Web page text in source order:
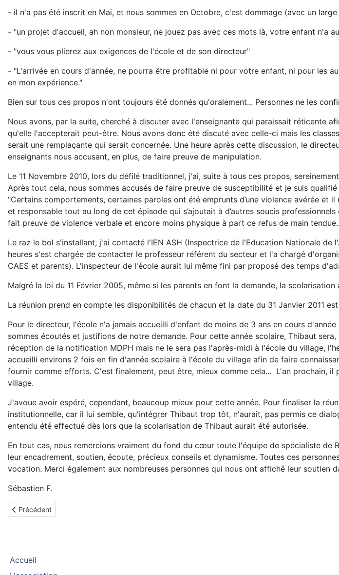
- il n'a pas été inscrit en Mai, et nous sommes en Octobre, c'est dommage (avec un
- "un projet d'accueil, ah non monsieur, ne jouez pas avec ces mots là, votre enfant n'a
- "vous vous plierez aux exigences de l'école et de son directeur"
- "L'arrivée en cours d'année, ne pourra être profitable ni pour votre enfant, ni pour les
en mon expérience."
Bien sur tous ces propos n'ont toujours été donnés qu'oralement... Personnes ne les
Nous avons, par la suite, cherché à discuter avec l'enseignante qui paraissait réticente
qu'elle l'accepterait peut-être. Nous avons donc été discuté avec celle-ci mais les
serait une remplaçante qui serait concernée. Une heure après cette discussion, le
enseignants nous accusant, en plus, de faire preuve de manipulation.
Le 11 Novembre 2010, lors du défilé traditionnel, j'ai, suite à tous ces propos,
Après tout cela, nous sommes accusés de faire preuve de susceptibilité et je suis
"Certains comportements, certaines paroles ont été emprunts d’une violence avérée et
et responsable tout au long de cet épisode qui s’ajoutait à d’autres soucis
fait preuve de violence verbale et encore moins physique à part ce refus de main
Le raz le bol s'installant, j'ai contacté l'IEN ASH (Inspectrice de l'Education Nationale
heures s'est chargée de contacter le professeur référent du secteur et l'a chargé
CAES et parents). L'inspecteur de l'école aurait lui même fini par proposé des temps
Malgré la loi du 11 Février 2005, même si les parents en font la demande, la
La réunion prend en compte les disponibilités de chacun et la date du 31 Janvier 2011
Pour le directeur, l'école n'a jamais accueilli d'enfant de moins de 3 ans en cours
sommes écoutés et justifions de notre demande. Pour cette année scolaire, Thibaut
réception de la notification MDPH mais ne le sera pas l'après-midi à l'école du village,
accueilli environs 2 fois en fin d'année scolaire à l'école du village afin de faire
fournir comme efforts. C'est finalement, peut être, mieux comme cela... L'an prochain,
village.
J'avoue avoir espéré, cependant, beaucoup mieux pour cette année. Pour finaliser la
institutionnelle, car il lui semble, qu'intégrer Thibaut trop tôt, n'aurait, pas permis ce
entendu été effectué dès lors que la scolarisation de Thibaut aurait été autorisée.
En tout cas, nous remercions vraiment du fond du cœur toute l'équipe de spécialiste de
leur encadrement, soutien, écoute, précieux conseils et dynamisme. Toutes ces
vocation. Merci également aux nombreuses personnes qui nous ont affiché leur
Sébastien F.
Article précédent : Maxina, La Réunion, implantée en Janvier 2010
Précédent
Accueil